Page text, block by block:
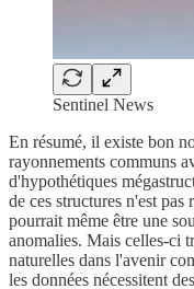
Sentinel News
En résumé, il existe bon
rayonnements communs
d'hypothétiques
de ces structures n'est
pourrait même être une
anomalies. Mais celles-ci
naturelles dans l'avenir
les données nécessitent